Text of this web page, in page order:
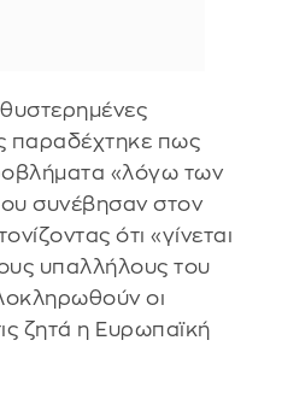
παραδέχτηκε πως
«λόγω των
συνέβησαν στον
ότι «γίνεται
υπαλλήλους του
οι
ζητά η Ευρωπαϊκή